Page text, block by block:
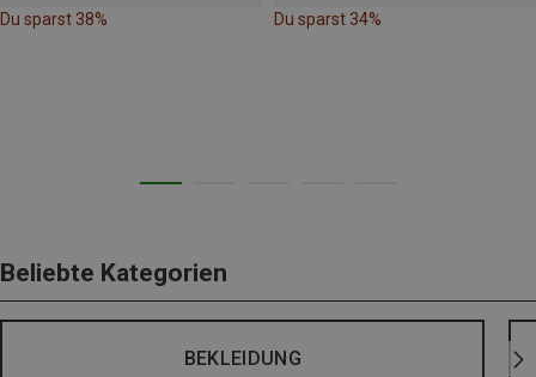
Du sparst 38% Du sparst 34%
Beliebte Kategorien
BEKLEIDUNG